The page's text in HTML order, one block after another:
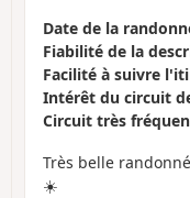
Date de la
Fiabilité de la
Facilité à suivre
Intérêt du circuit
Circuit très
Très belle
☀️